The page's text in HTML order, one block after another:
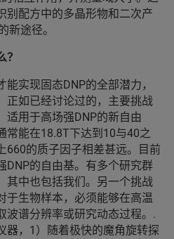
别配方中的多晶形物和二次产
新途径。
实现固态DNP的全部潜力，
正如已经讨论过的，主要挑战
适用于高场强DNP的新自由
常能在18.8T下达到10与40之
660的质子因子相差甚远。目前
DNP的自由基。有多个研究群
其中也包括我们。另一个挑战
于生物样本，必须能够在高温
波谱分辨率或研究动态过程。.
器，1）随着极快的魔角旋转探